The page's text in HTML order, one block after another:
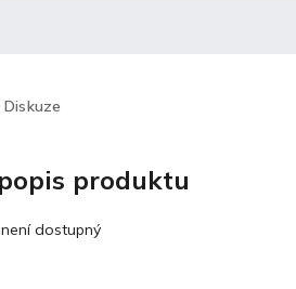
Diskuze
produktu
dostupný